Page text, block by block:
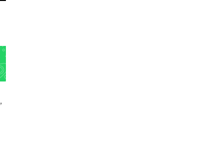
,